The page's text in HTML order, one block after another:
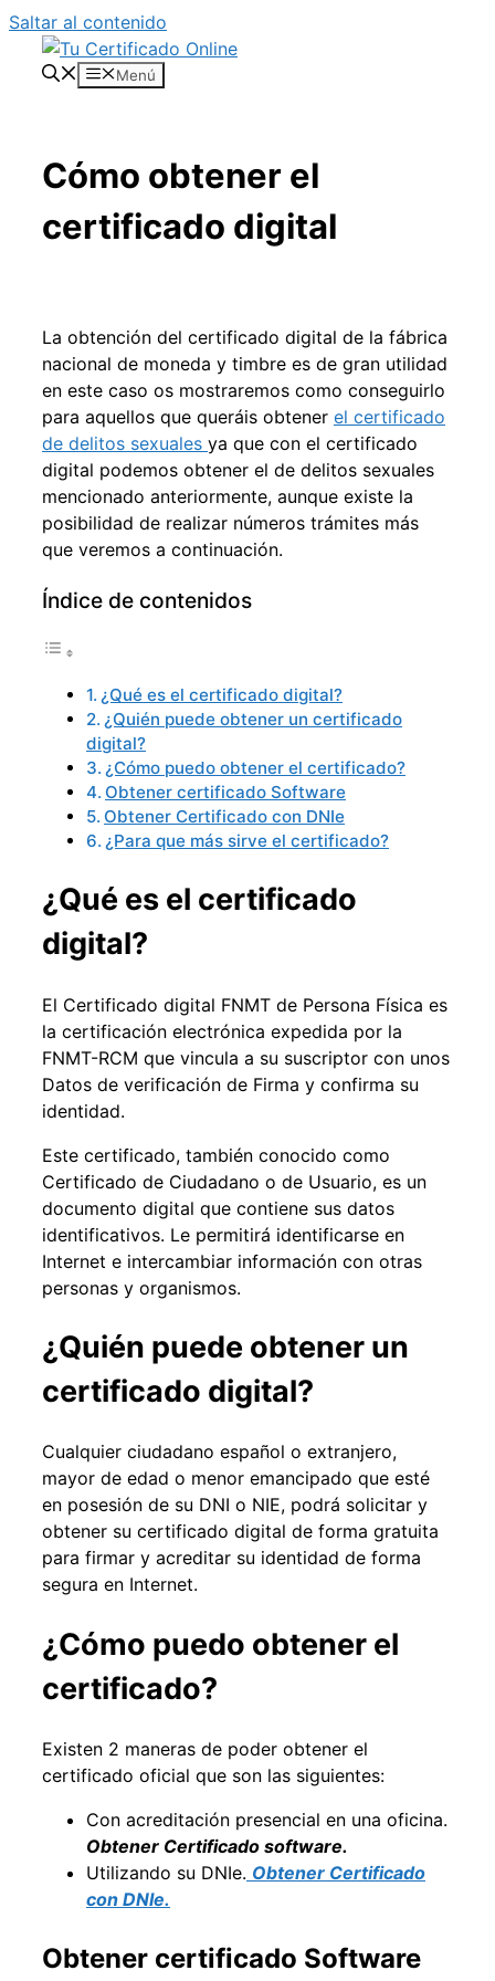
Saltar al contenido
Menú
Cómo obtener el
certificado digital
La obtención del certificado digital de la fábrica
nacional de moneda y timbre es de gran utilidad
en este caso os mostraremos como conseguirlo
para aquellos que queráis obtener el certificado
de delitos sexuales ya que con el certificado
digital podemos obtener el de delitos sexuales
mencionado anteriormente, aunque existe la
posibilidad de realizar números trámites más
que veremos a continuación.
Índice de contenidos
¿Qué es el certificado digital?
¿Quién puede obtener un certificado
digital?
¿Cómo puedo obtener el certificado?
Obtener certificado Software
Obtener Certificado con DNIe
¿Para que más sirve el certificado?
¿Qué es el certificado
digital?
El Certificado digital FNMT de Persona Física es
la certificación electrónica expedida por la
FNMT-RCM que vincula a su suscriptor con unos
Datos de verificación de Firma y confirma su
identidad.
Este certificado, también conocido como
Certificado de Ciudadano o de Usuario, es un
documento digital que contiene sus datos
identificativos. Le permitirá identificarse en
Internet e intercambiar información con otras
personas y organismos.
¿Quién puede obtener un
certificado digital?
Cualquier ciudadano español o extranjero,
mayor de edad o menor emancipado que esté
en posesión de su DNI o NIE, podrá solicitar y
obtener su certificado digital de forma gratuita
para firmar y acreditar su identidad de forma
segura en Internet.
¿Cómo puedo obtener el
certificado?
Existen 2 maneras de poder obtener el
certificado oficial que son las siguientes:
Con acreditación presencial en una oficina.
Obtener Certificado software.
Utilizando su DNIe. Obtener Certificado
con DNIe.
Obtener certificado Software